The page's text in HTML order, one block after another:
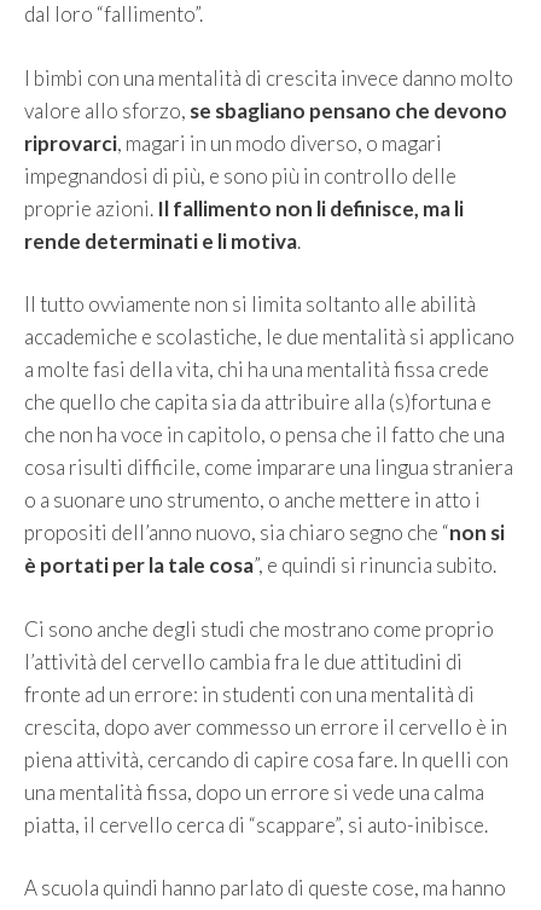
dal loro “fallimento”.
I bimbi con una mentalità di crescita invece danno molto
valore allo sforzo, se sbagliano pensano che devono
riprovarci, magari in un modo diverso, o magari
impegnandosi di più, e sono più in controllo delle
proprie azioni. Il fallimento non li definisce, ma li
rende determinati e li motiva.
Il tutto ovviamente non si limita soltanto alle abilità
accademiche e scolastiche, le due mentalità si applicano
a molte fasi della vita, chi ha una mentalità fissa crede
che quello che capita sia da attribuire alla (s)fortuna e
che non ha voce in capitolo, o pensa che il fatto che una
cosa risulti difficile, come imparare una lingua straniera
o a suonare uno strumento, o anche mettere in atto i
propositi dell’anno nuovo, sia chiaro segno che “non si
è portati per la tale cosa”, e quindi si rinuncia subito.
Ci sono anche degli studi che mostrano come proprio
l’attività del cervello cambia fra le due attitudini di
fronte ad un errore: in studenti con una mentalità di
crescita, dopo aver commesso un errore il cervello è in
piena attività, cercando di capire cosa fare. In quelli con
una mentalità fissa, dopo un errore si vede una calma
piatta, il cervello cerca di “scappare”, si auto-inibisce.
A scuola quindi hanno parlato di queste cose, ma hanno